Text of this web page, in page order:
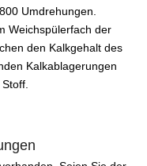
Umdrehungen.
Weichspülerfach der
den Kalkgehalt des
Kalkablagerungen